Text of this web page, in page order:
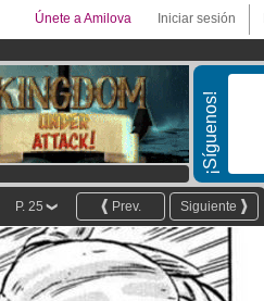
Iniciar sesión
Únete a Amilova
¡Síguenos!
Siguiente
Prev.
P. 25